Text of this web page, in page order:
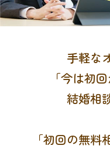
手軽な
「今は初
結婚相
「初回の無